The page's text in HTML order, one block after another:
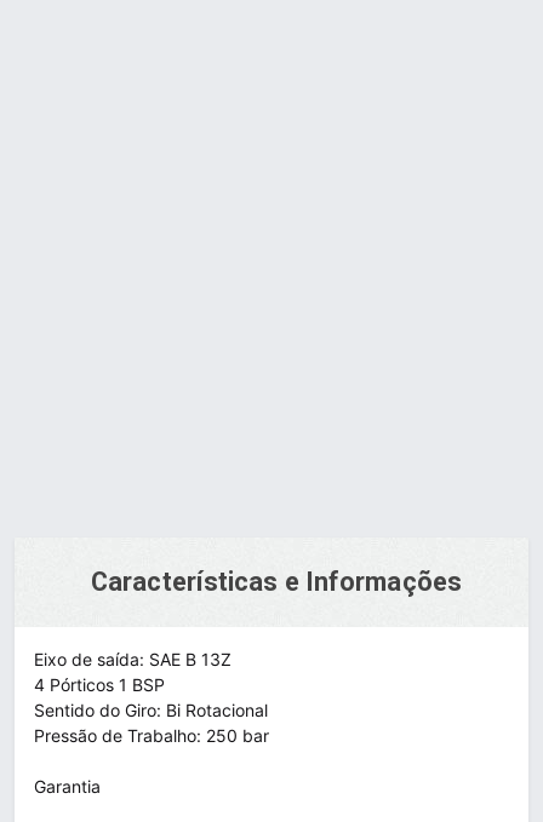
Características e Informações
Eixo de saída: SAE B 13Z
4 Pórticos 1 BSP
Sentido do Giro: Bi Rotacional
Pressão de Trabalho: 250 bar
Garantia